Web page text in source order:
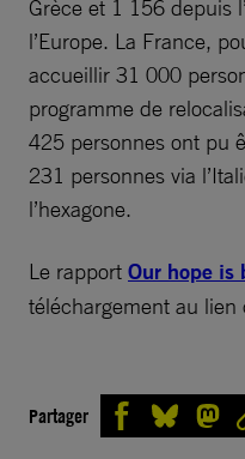
Grèce et 1 156 depuis
l’Europe. La France,
accueillir 31 000
programme de
425 personnes ont pu
231 personnes via
l’hexagone.
Le rapport Our hope is
téléchargement au lien
Partager